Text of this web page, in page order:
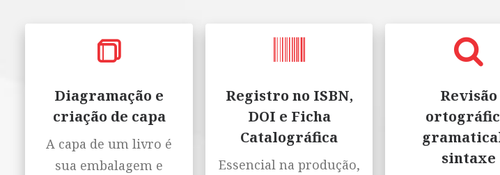
Diagramação e
criação de capa
A capa de um livro é
sua embalagem e
Registro no ISBN,
DOI e Ficha
Catalográfica
Essencial na produção,
Revisão
sintaxe